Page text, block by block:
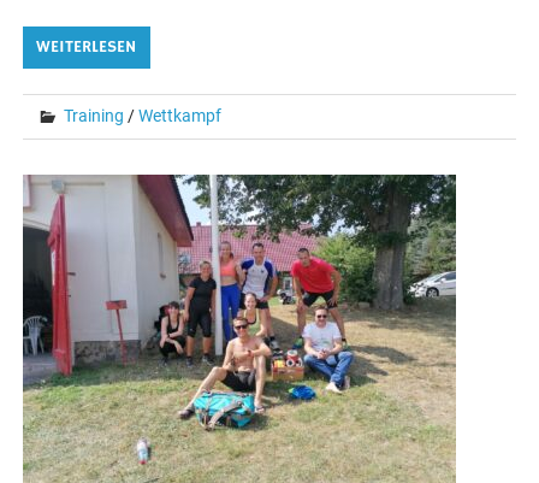
WEITERLESEN
Training /Wettkampf